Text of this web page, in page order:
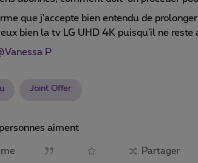
que j'accepte bien entendu de
bien la tv LG UHD 4K puisqu'il ne reste
P
Joint Offer
aiment
Partager